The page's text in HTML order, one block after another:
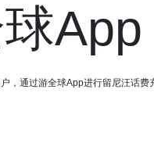
App
，通过游全球App进行留尼汪话费